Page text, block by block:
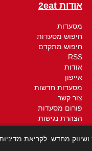
אודות 2eat
מסעדות
חיפוש מסעדות
חיפוש מתקדם
RSS
אודות
אייפון
מסעדות חדשות
צור קשר
פורום מסעדות
הצהרת נגישות
תקנון - תנאי שימוש
מדיניות הפרטיות
מחדש. לקריאת